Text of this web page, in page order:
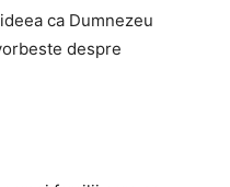
ca Dumnezeu
despre